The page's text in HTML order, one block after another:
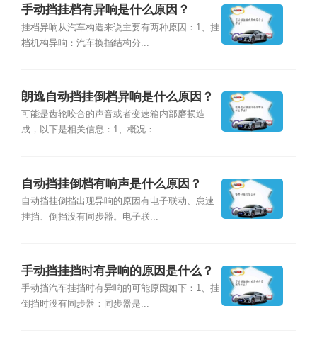
手动挡挂档有异响是什么原因？
挂档异响从汽车构造来说主要有两种原因：1、挂
档机构异响：汽车换挡结构分...
朗逸自动挡挂倒档异响是什么原因？
可能是齿轮咬合的声音或者变速箱内部磨损造
成，以下是相关信息：1、概况：...
自动挡挂倒档有响声是什么原因？
自动挡挂倒挡出现异响的原因有电子联动、怠速
挂挡、倒挡没有同步器。电子联...
手动挡挂挡时有异响的原因是什么？
手动挡汽车挂挡时有异响的可能原因如下：1、挂
倒挡时没有同步器：同步器是...